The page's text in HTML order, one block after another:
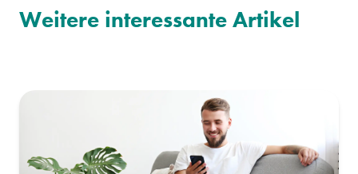
Weitere interessante Artikel